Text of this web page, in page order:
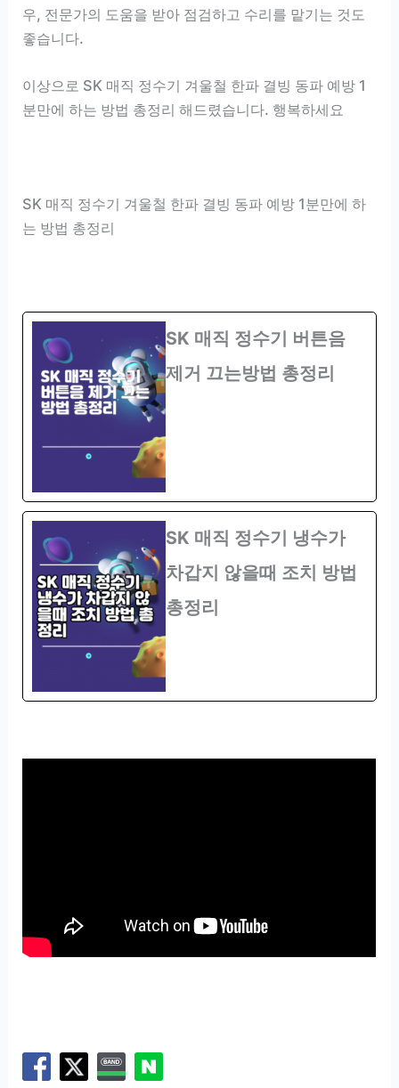
우, 전문가의 도움을 받아 점검하고 수리를 맡기는 것도
좋습니다.
이상으로 SK 매직 정수기 겨울철 한파 결빙 동파 예방 1
분만에 하는 방법 총정리 해드렸습니다. 행복하세요
SK 매직 정수기 겨울철 한파 결빙 동파 예방 1분만에 하
는 방법 총정리
SK 매직 정수기 버튼음
제거 끄는방법 총정리
SK 매직 정수기 냉수가
차갑지 않을때 조치 방법
총정리